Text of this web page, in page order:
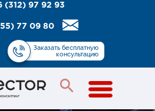
(312) 97 92 93
77 09 80
Заказатьбесплатную
консультацию